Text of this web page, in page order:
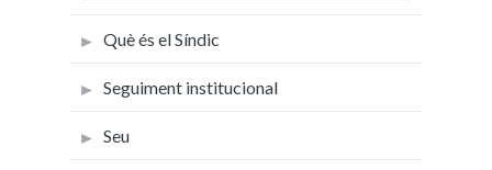
Què és el Síndic
Seguiment institucional
Seu